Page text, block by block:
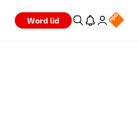
Word lid